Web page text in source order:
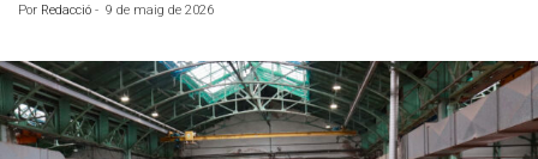
Por Redacció - 9 de maig de 2026